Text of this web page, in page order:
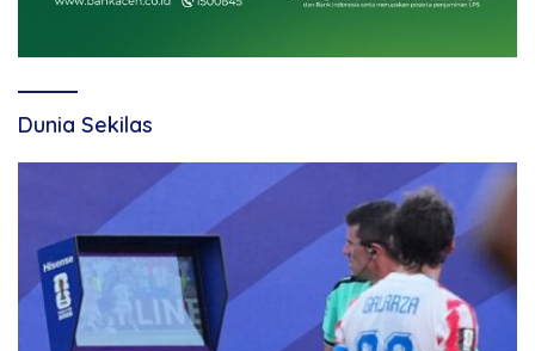
Dunia Sekilas